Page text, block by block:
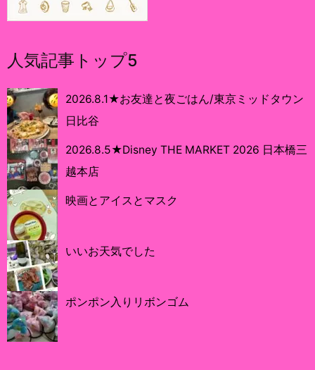
人気記事トップ5
2026.8.1★お友達と夜ごはん/東京ミッドタウン
日比谷
2026.8.5★Disney THE MARKET 2026 日本橋三
越本店
映画とアイスとマスク
いいお天気でした
ポンポン入りリボンゴム